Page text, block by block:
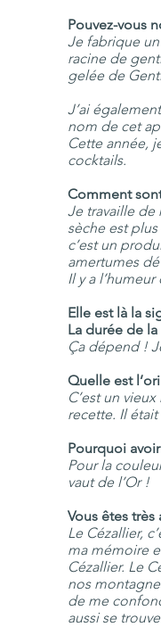
Pouvez-vous
Je fabrique
racine de
gelée de
J’ai
nom de cet
Cette année,
cocktails.
Comment
Je travaille de
sèche est
c’est un
amertumes
Il y a
Elle est là la
La durée de
Ça dépend !
Quelle est
C’est un
recette. Il
Pourquoi
Pour la
vaut de l’Or !
Vous êtes
Le Cézallier,
ma mémoire
Cézallier. Le
nos
de me
aussi se